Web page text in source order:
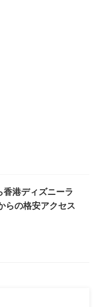
港ディズニーラ
らの格安アクセス